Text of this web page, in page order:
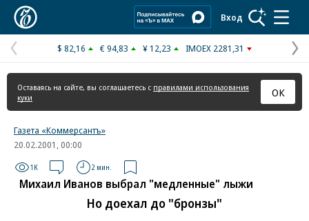
Вход
Предыдущая
страница
$ 82,16 € 94,83 ¥ 12,23 IMOEX 2281,31
Оставаясь на сайте, вы соглашаетесь с правилами использования
куки
ОК
Газета «Коммерсантъ»
20.02.2001, 00:00
1K 2 мин.
Михаил Иванов выбрал "медленные" лыжи
Но доехал до "бронзы"